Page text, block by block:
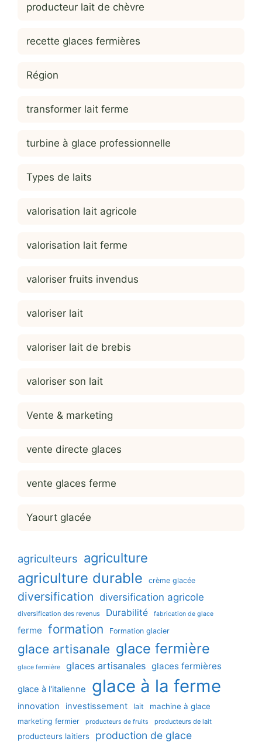
producteur lait de chèvre
recette glaces fermières
Région
transformer lait ferme
turbine à glace professionnelle
Types de laits
valorisation lait agricole
valorisation lait ferme
valoriser fruits invendus
valoriser lait
valoriser lait de brebis
valoriser son lait
Vente & marketing
vente directe glaces
vente glaces ferme
Yaourt glacée
agriculteurs agriculture
agriculture durable crème glacée
diversification diversification agricole
diversification des revenus Durabilité fabrication de glace
ferme formation Formation glacier
glace artisanale glace fermière
glace fermière glaces artisanales glaces fermières
glace à l'italienne glace à la ferme
innovation investissement lait machine à glace
marketing fermier producteurs de fruits producteurs de lait
producteurs laitiers production de glace